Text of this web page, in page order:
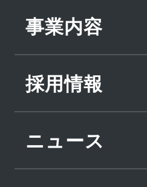
事業内容
採用情報
ニュース